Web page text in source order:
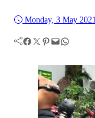
Monday, 3 May 2021
Facebook Twitter Pinterest Mail WhatsApp